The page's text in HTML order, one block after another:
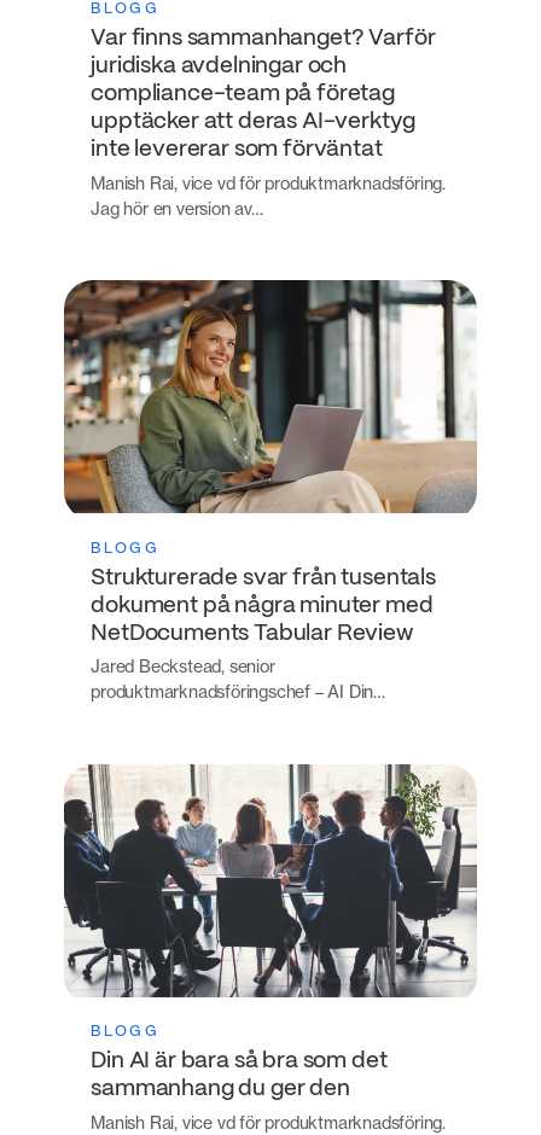
BLOGG
Var finns sammanhanget? Varför
juridiska avdelningar och
compliance-team på företag
upptäcker att deras AI-verktyg
inte levererar som förväntat
Manish Rai, vice vd för produktmarknadsföring.
Jag hör en version av…
BLOGG
Strukturerade svar från tusentals
dokument på några minuter med
NetDocuments Tabular Review
Jared Beckstead, senior
produktmarknadsföringschef – AI Din…
BLOGG
Din AI är bara så bra som det
sammanhang du ger den
Manish Rai, vice vd för produktmarknadsföring.